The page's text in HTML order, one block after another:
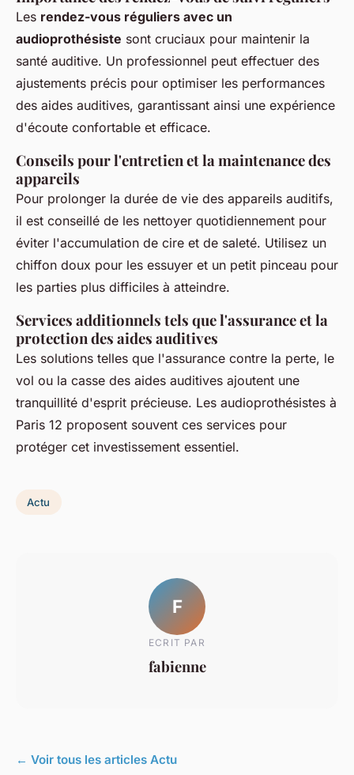
Les rendez-vous réguliers avec un
audioprothésiste sont cruciaux pour maintenir la
santé auditive. Un professionnel peut effectuer des
ajustements précis pour optimiser les performances
des aides auditives, garantissant ainsi une expérience
d'écoute confortable et efficace.
Conseils pour l'entretien et la maintenance des
appareils
Pour prolonger la durée de vie des appareils auditifs,
il est conseillé de les nettoyer quotidiennement pour
éviter l'accumulation de cire et de saleté. Utilisez un
chiffon doux pour les essuyer et un petit pinceau pour
les parties plus difficiles à atteindre.
Services additionnels tels que l'assurance et la
protection des aides auditives
Les solutions telles que l'assurance contre la perte, le
vol ou la casse des aides auditives ajoutent une
tranquillité d'esprit précieuse. Les audioprothésistes à
Paris 12 proposent souvent ces services pour
protéger cet investissement essentiel.
Actu
F
ECRIT PAR
fabienne
← Voir tous les articles Actu